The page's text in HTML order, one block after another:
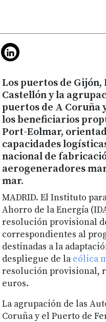
Los puertos de Gijón,
Castellón y la
puertos de A Coruña
los beneficiarios
Port-Eolmar,
capacidades
nacional de
aerogeneradores
mar.
MADRID. El Instituto
Ahorro de la Energía
resolución provisional
correspondientes al
destinadas a la
despliegue de la eólica
resolución provisional,
euros.
La agrupación de las
Coruña y el Puerto de